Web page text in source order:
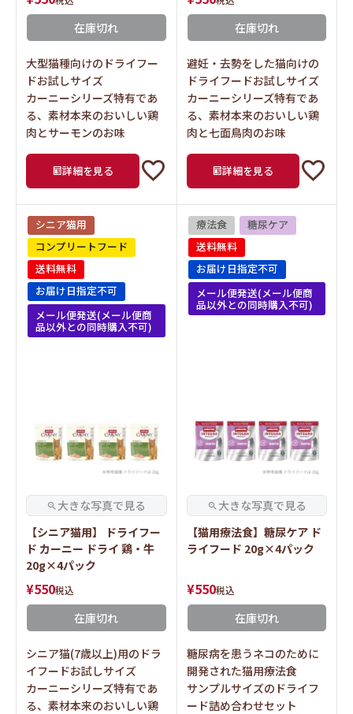
在庫切れ
大型猫種向けのドライフー
ドお試しサイズ
カーニーシリーズ特有であ
る、素材本来のおいしい鶏
肉とサーモンのお味
詳細を見る
在庫切れ
避妊・去勢をした猫向けの
ドライフードお試しサイズ
カーニーシリーズ特有であ
る、素材本来のおいしい鶏
肉と七面鳥肉のお味
詳細を見る
シニア猫用
コンプリートフード
送料無料
お届け日指定不可
メール便発送(メール便商
品以外との同時購入不可)
【シニア猫用】 ドライフー
ド カーニー ドライ 鶏・牛
20g×4パック
¥550税込
在庫切れ
シニア猫(7歳以上)用のドラ
イフードお試しサイズ
カーニーシリーズ特有であ
る、素材本来のおいしい鶏
療法食
糖尿ケア
送料無料
お届け日指定不可
メール便発送(メール便商
品以外との同時購入不可)
【猫用療法食】糖尿ケア ド
ライフード 20g×4パック
¥550税込
在庫切れ
糖尿病を患うネコのために
開発された猫用療法食
サンプルサイズのドライフ
ード詰め合わせセット